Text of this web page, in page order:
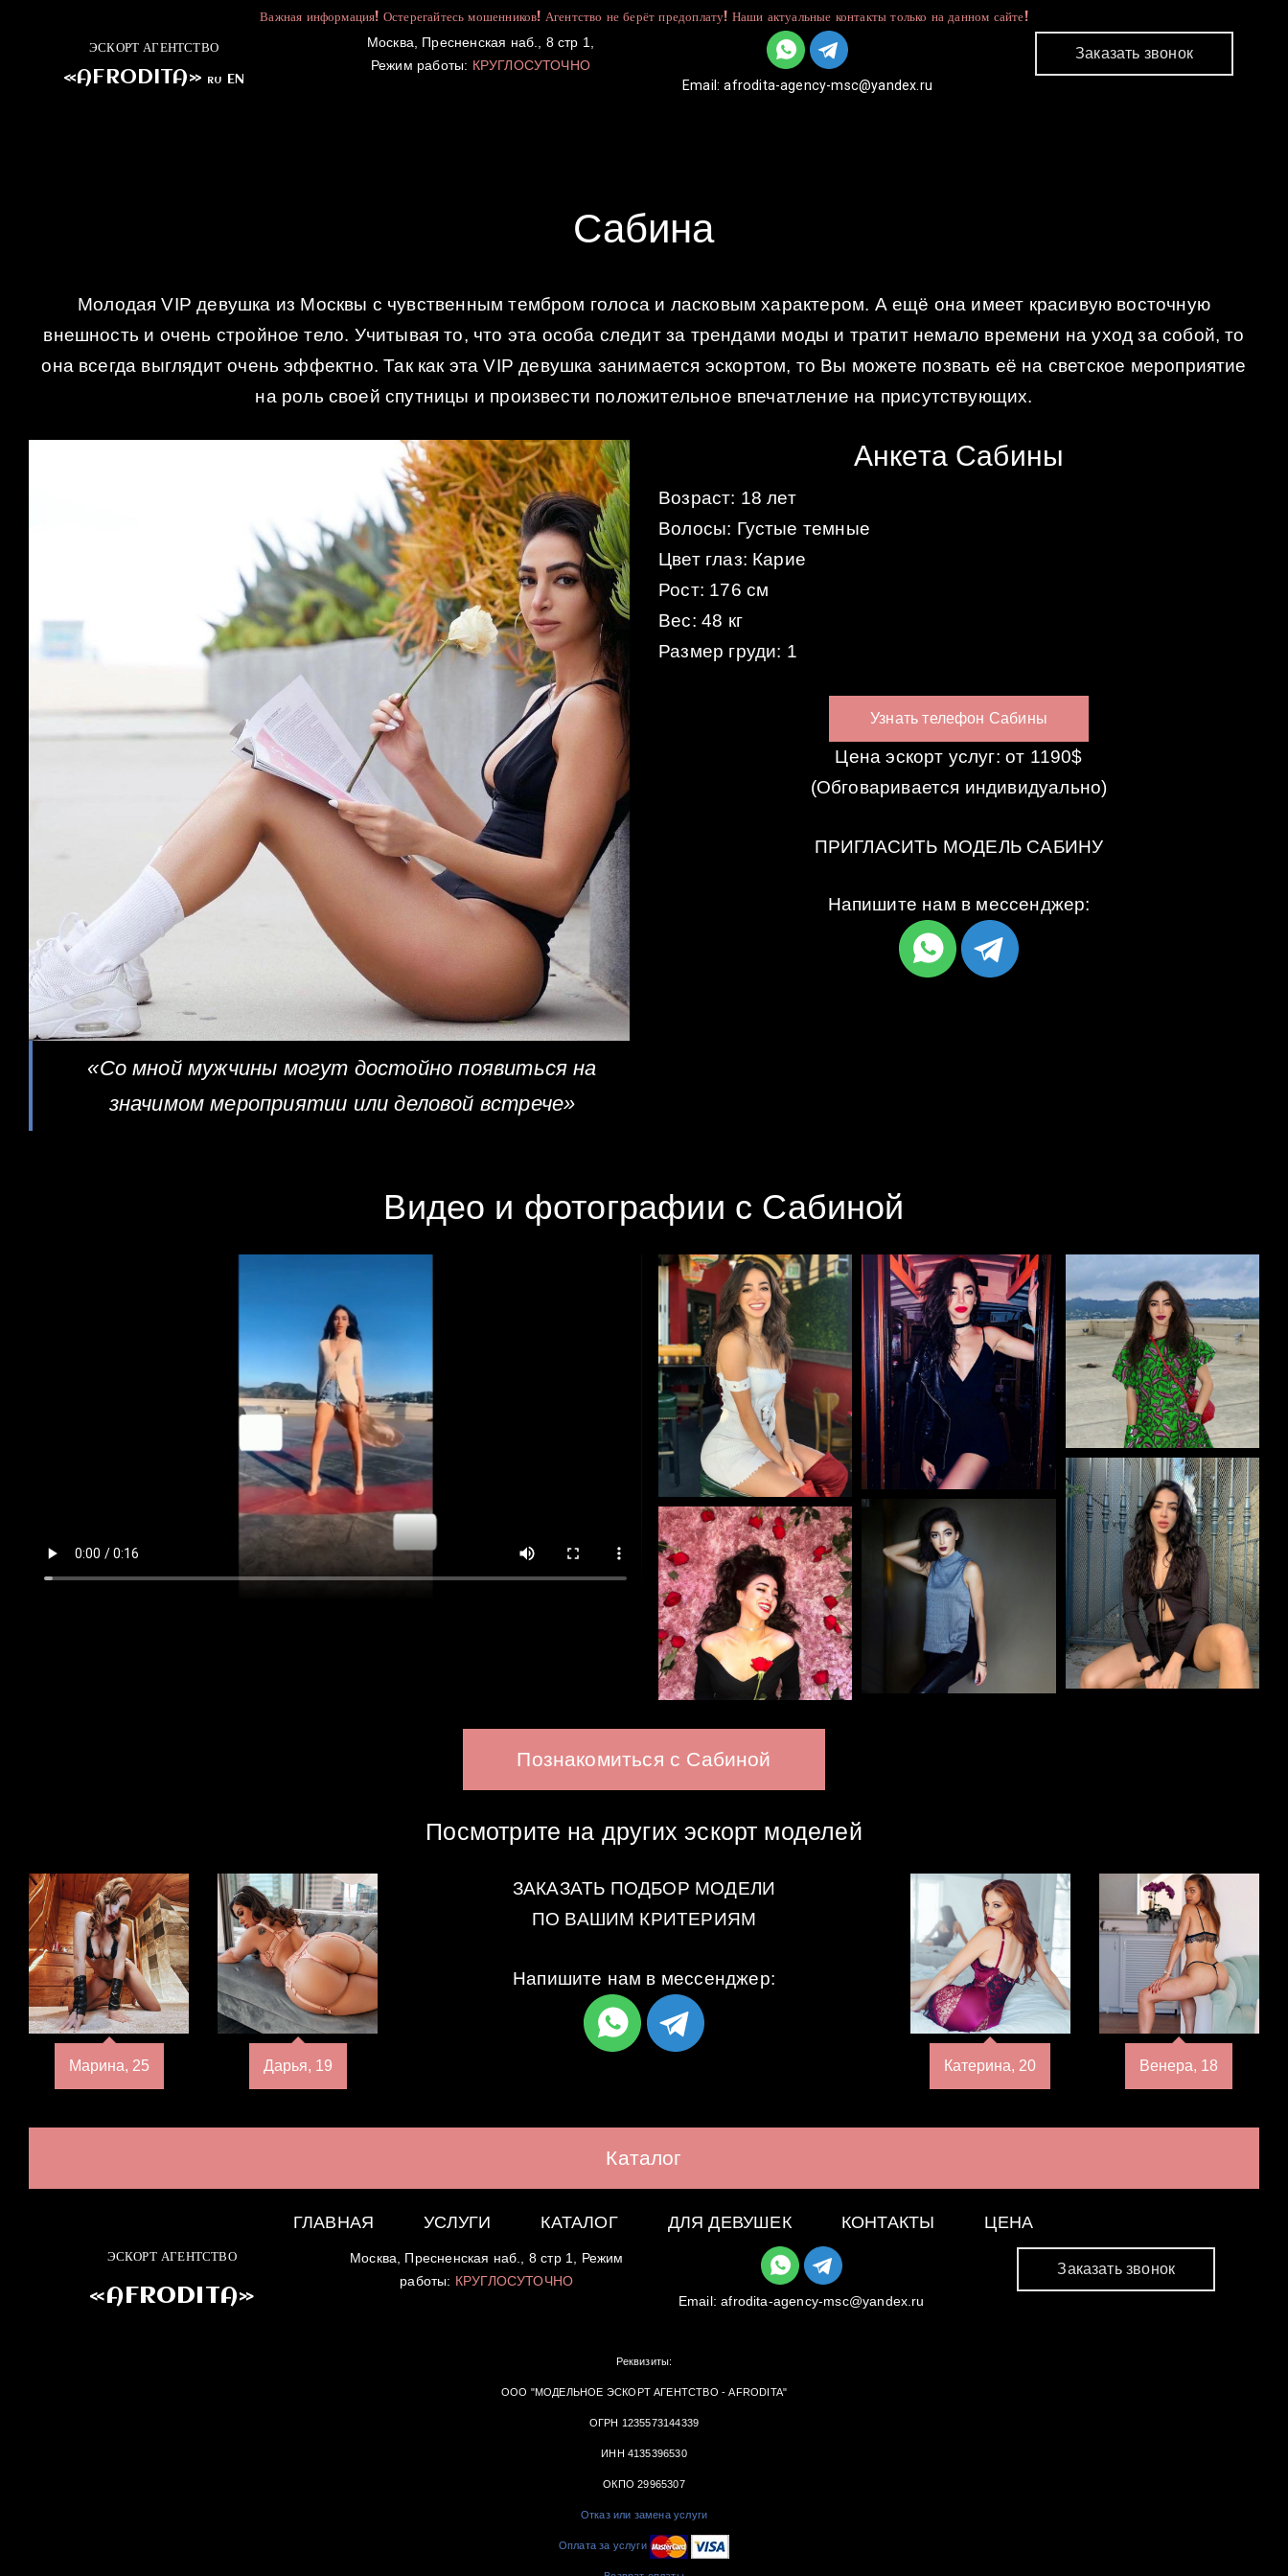
Важная информация! Остерегайтесь мошенников! Агентство не берёт предоплату! Наши актуальные контакты только на данном сайте!
ЭСКОРТ АГЕНТСТВО
«AFRODITA» RU EN
Москва, Пресненская наб., 8 стр 1,
Режим работы: КРУГЛОСУТОЧНО
Email:afrodita-agency-msc@yandex.ru
Заказать звонок
Сабина
Молодая VIP девушка из Москвы с чувственным тембром голоса и ласковым характером. А ещё она имеет красивую восточную
внешность и очень стройное тело. Учитывая то, что эта особа следит за трендами моды и тратит немало времени на уход за собой, то
она всегда выглядит очень эффектно. Так как эта VIP девушка занимается эскортом, то Вы можете позвать её на светское мероприятие
на роль своей спутницы и произвести положительное впечатление на присутствующих.
«Со мной мужчины могут достойно появиться на
значимом мероприятии или деловой встрече»
Анкета Сабины
Возраст: 18 лет
Волосы: Густые темные
Цвет глаз: Карие
Рост: 176 см
Вес: 48 кг
Размер груди: 1
Узнать телефон Сабины
Цена эскорт услуг: от 1190$
(Обговаривается индивидуально)
ПРИГЛАСИТЬ МОДЕЛЬ САБИНУ
Напишите нам в мессенджер:
Видео и фотографии с Сабиной
Познакомиться с Сабиной
Посмотрите на других эскорт моделей
Марина, 25 Дарья, 19
ЗАКАЗАТЬ ПОДБОР МОДЕЛИ
ПО ВАШИМ КРИТЕРИЯМ
Напишите нам в мессенджер:
Катерина, 20 Венера, 18
Каталог
ГЛАВНАЯ УСЛУГИ КАТАЛОГ ДЛЯ ДЕВУШЕК КОНТАКТЫ ЦЕНА
ЭСКОРТ АГЕНТСТВО
«AFRODITA»
Москва, Пресненская наб., 8 стр 1, Режим
работы: КРУГЛОСУТОЧНО
Email:afrodita-agency-msc@yandex.ru
Заказать звонок
Реквизиты:
ООО "МОДЕЛЬНОЕ ЭСКОРТ АГЕНТСТВО - AFRODITA"
ОГРН 1235573144339
ИНН 4135396530
ОКПО 29965307
Отказ или замена услуги
Оплата за услуги